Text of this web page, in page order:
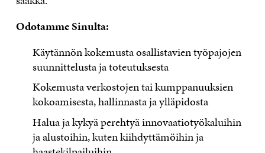
Odotamme Sinulta:
Käytännön kokemusta osallistavien työpajojen
suunnittelusta ja toteutuksesta
Kokemusta verkostojen tai kumppanuuksien
kokoamisesta, hallinnasta ja ylläpidosta
Halua ja kykyä perehtyä innovaatiotyökaluihin
ja alustoihin, kuten kiihdyttämöihin ja